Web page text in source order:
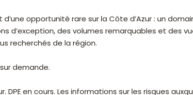
d’une opportunité rare sur la Côte d’Azur : un
d’exception, des volumes remarquables et des
recherchés de la région.
demande.
DPE en cours. Les informations sur les risques